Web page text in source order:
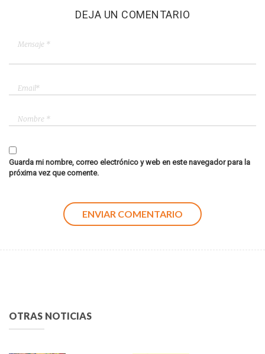
DEJA UN COMENTARIO
Guarda mi nombre, correo electrónico y web en este navegador para la
próxima vez que comente.
OTRAS NOTICIAS